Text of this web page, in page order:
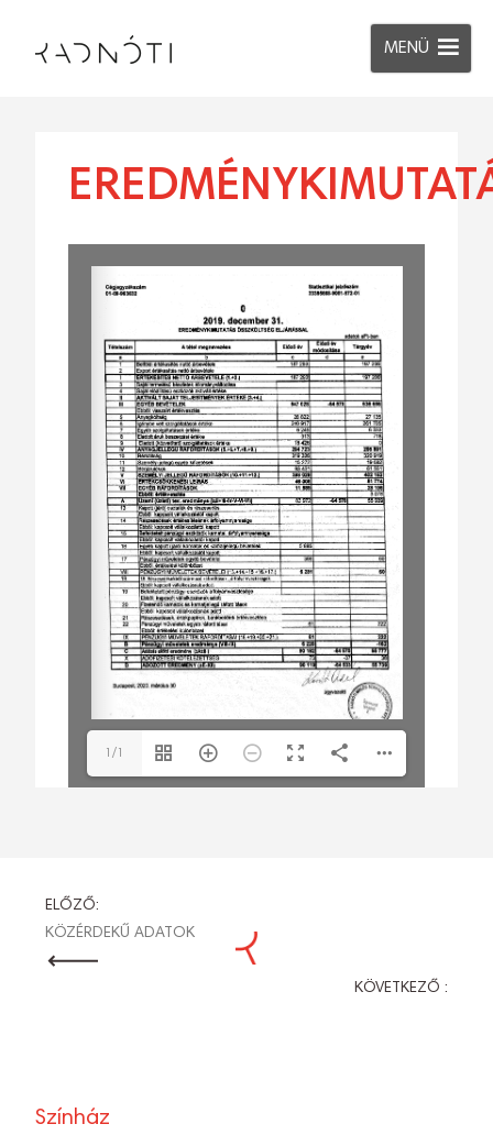
MENÜ
1/1
BEJEGYZÉS
NAVIGÁCIÓ
ELŐZŐ:
KÖZÉRDEKŰ ADATOK
KÖVETKEZŐ :
Színház